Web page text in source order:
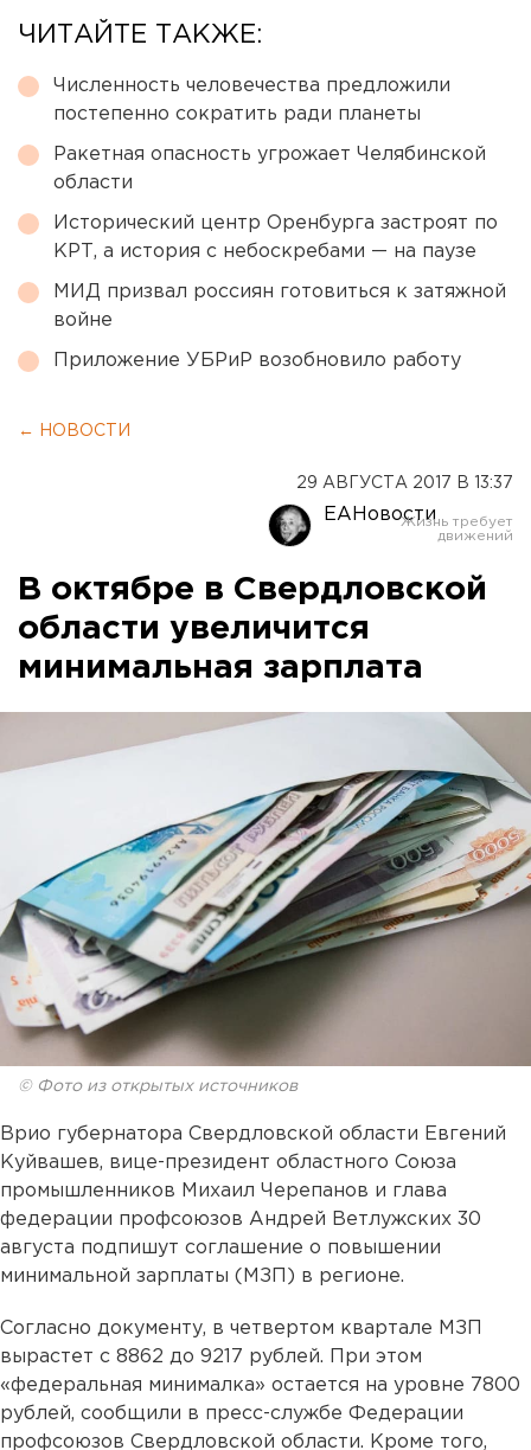
ЧИТАЙТЕ ТАКЖЕ:
Численность человечества предложили
постепенно сократить ради планеты
Ракетная опасность угрожает Челябинской
области
Исторический центр Оренбурга застроят по
КРТ, а история с небоскребами — на паузе
МИД призвал россиян готовиться к затяжной
войне
Приложение УБРиР возобновило работу
← НОВОСТИ
29 АВГУСТА 2017 В 13:37
ЕАНовости
В октябре в Свердловской
области увеличится
минимальная зарплата
© Фото из открытых источников
Врио губернатора Свердловской области Евгений
Куйвашев, вице-президент областного Союза
промышленников Михаил Черепанов и глава
федерации профсоюзов Андрей Ветлужских 30
августа подпишут соглашение о повышении
минимальной зарплаты (МЗП) в регионе.
Согласно документу, в четвертом квартале МЗП
вырастет с 8862 до 9217 рублей. При этом
«федеральная минималка» остается на уровне 7800
рублей, сообщили в пресс-службе Федерации
профсоюзов Свердловской области. Кроме того,